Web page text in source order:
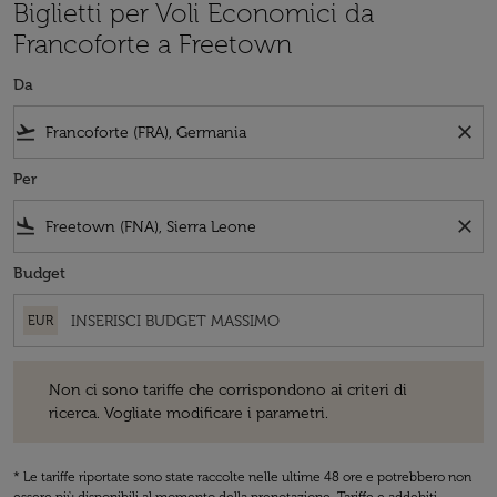
Biglietti per Voli Economici da
Francoforte a Freetown
Da
flight_takeoff close
Per
flight_land close
Budget
EUR
Non ci sono tariffe che corrispondono ai criteri di
ricerca. Vogliate modificare i parametri.
* Le tariffe riportate sono state raccolte nelle ultime 48 ore e potrebbero non